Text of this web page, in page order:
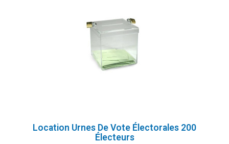
Location Urnes De Vote Électorales 200
Électeurs